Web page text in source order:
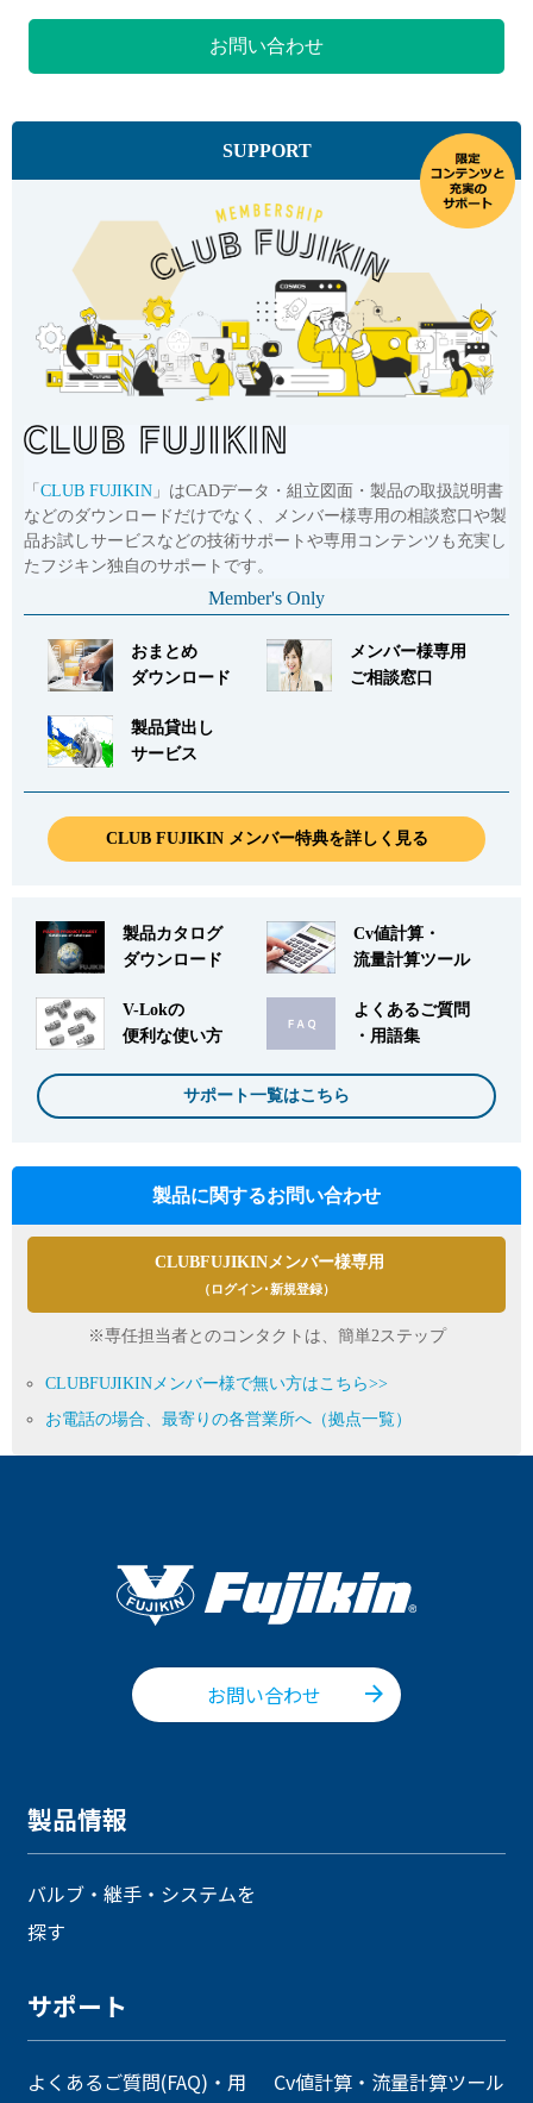
お問い合わせ
SUPPORT
「 CLUB FUJIKIN 」はCADデータ・組立図面・製品の取扱説明書
などのダウンロードだけでなく、メンバー様専用の相談窓口や製
品お試しサービスなどの技術サポートや専用コンテンツも充実し
たフジキン独自のサポートです。
Member's Only
おまとめ
ダウンロード
メンバー様専用
ご相談窓口
製品貸出し
サービス
CLUB FUJIKIN メンバー特典を詳しく見る
製品カタログ
ダウンロード
Cv値計算・
流量計算ツール
V-Lokの
便利な使い方
よくあるご質問
・用語集
サポート一覧はこちら
製品に関するお問い合わせ
CLUBFUJIKINメンバー様専用
（ログイン･新規登録）
※専任担当者とのコンタクトは、簡単2ステップ
CLUBFUJIKINメンバー様で無い方はこちら>>
お電話の場合、最寄りの各営業所へ（拠点一覧）
お問い合わせ
製品情報
バルブ・継手・システムを
探す
サポート
よくあるご質問(FAQ)・用
Cv値計算・流量計算ツール